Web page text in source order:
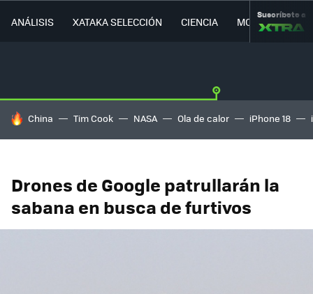
ANÁLISIS XATAKA SELECCIÓN CIENCIA MOVILIDAD
Suscríbete a
HOY SE HABLA DE
China Tim Cook NASA Ola de calor iPhone 18
Drones de Google patrullarán la
sabana en busca de furtivos